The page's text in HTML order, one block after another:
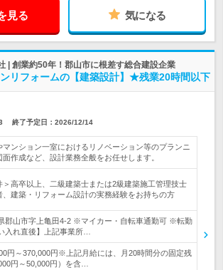
見る 気になる
| 創業約50年！郡山市に根差す総合建設企業
リフォームの【建築設計】★残業20時間以下
終了予定日： 2026/12/14
マンション一室におけるリノベーション等のプランニ
面作成など、設計業務全般をお任せします。
＞高卒以上、二級建築士または2級建築施工管理技士
、建築・リフォーム設計の実務経験をお持ちの方
郡山市字上亀田4-2 ※マイカー・自転車通勤可 ※転勤
入れ直後】上記事業所…
円～370,000円※上記月給には、月20時間分の固定残
円～50,000円）を含…